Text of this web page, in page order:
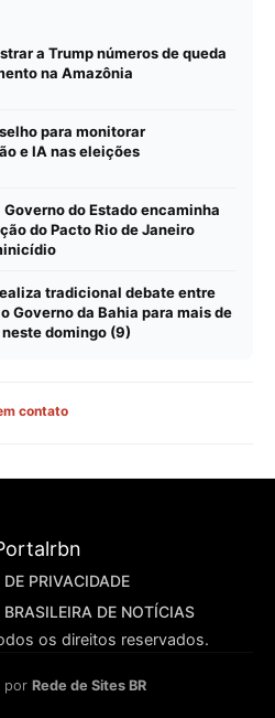
a Trump números de queda
na Amazônia
para monitorar
e IA nas eleições
do Estado encaminha
do Pacto Rio de Janeiro
tradicional debate entre
Governo da Bahia para mais de
domingo (9)
contato
PRIVACIDADE
DE NOTÍCIAS
os direitos reservados.
por Rede de Sites BR